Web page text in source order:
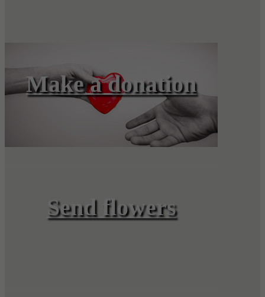
Make a donation
Send flowers